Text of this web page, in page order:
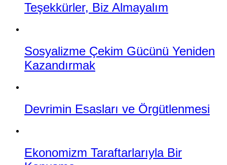
Teşekkürler, Biz Almayalım
Sosyalizme Çekim Gücünü Yeniden
Kazandırmak
Devrimin Esasları ve Örgütlenmesi
Ekonomizm Taraftarlarıyla Bir